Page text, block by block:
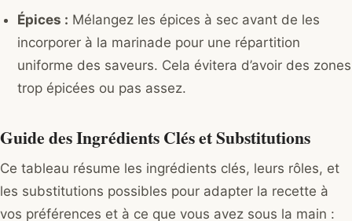
Épices : Mélangez les épices à sec avant de les
incorporer à la marinade pour une répartition
uniforme des saveurs. Cela évitera d’avoir des zones
trop épicées ou pas assez.
Guide des Ingrédients Clés et Substitutions
Ce tableau résume les ingrédients clés, leurs rôles, et
les substitutions possibles pour adapter la recette à
vos préférences et à ce que vous avez sous la main :